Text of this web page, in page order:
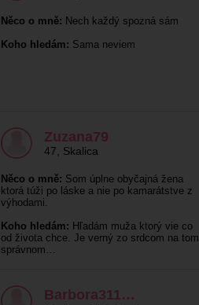
Něco o mně: Nech každý spozná sám
Koho hledám: Sama neviem
Zuzana79
47 Skalica
Něco o mně: Som úplne obyčajná žena
ktorá túži po láske a nie po kamarátstve z
výhodami.
Koho hledám: Hľadám muža ktorý vie co
od života chce. Je verný zo srdcom na tom
správnom…
Barbora311…